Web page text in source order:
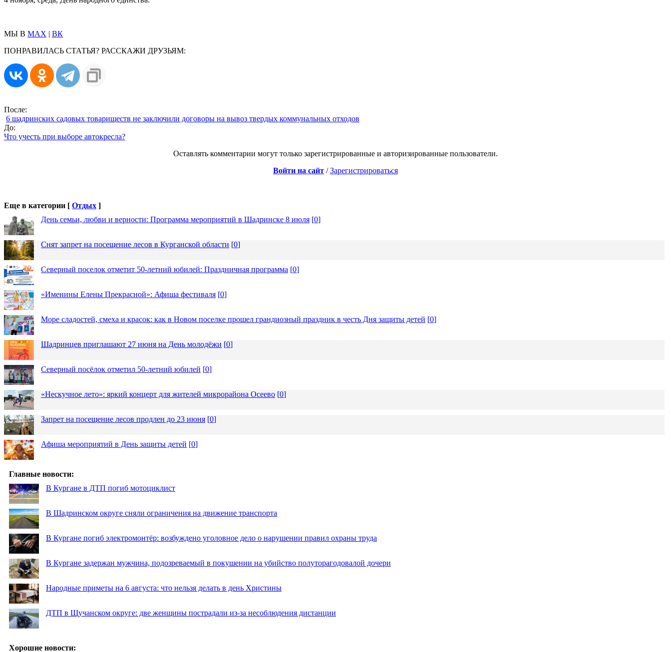
МЫ В MAX | ВК
ПОНРАВИЛАСЬ СТАТЬЯ? РАССКАЖИ ДРУЗЬЯМ:
После:
6 шадринских садовых товариществ не заключили договоры на вывоз твердых коммунальных отходов
До:
Что учесть при выборе автокресла?
Оставлять комментарии могут только зарегистрированные и авторизированные пользователи.
Войти на сайт /Зарегистрироваться
Еще в категории [ Отдых ]
День семьи, любви и верности: Программа мероприятий в Шадринске 8 июля [0]
Снят запрет на посещение лесов в Курганской области [0]
Северный поселок отметит 50-летний юбилей: Праздничная программа [0]
«Именины Елены Прекрасной»: Афиша фестиваля [0]
Море сладостей, смеха и красок: как в Новом поселке прошел грандиозный праздник в честь Дня защиты детей [0]
Шадринцев приглашают 27 июня на День молодёжи [0]
Северный посёлок отметил 50-летний юбилей [0]
«Нескучное лето»: яркий концерт для жителей микрорайона Осеево [0]
Запрет на посещение лесов продлен до 23 июня [0]
Афиша мероприятий в День защиты детей [0]
Главные новости:
В Кургане в ДТП погиб мотоциклист
В Шадринском округе сняли ограничения на движение транспорта
В Кургане погиб электромонтёр: возбуждено уголовное дело о нарушении правил охраны труда
В Кургане задержан мужчина, подозреваемый в покушении на убийство полуторагодовалой дочери
Народные приметы на 6 августа: что нельзя делать в день Христины
ДТП в Щучанском округе: две женщины пострадали из-за несоблюдения дистанции
Хорошие новости: